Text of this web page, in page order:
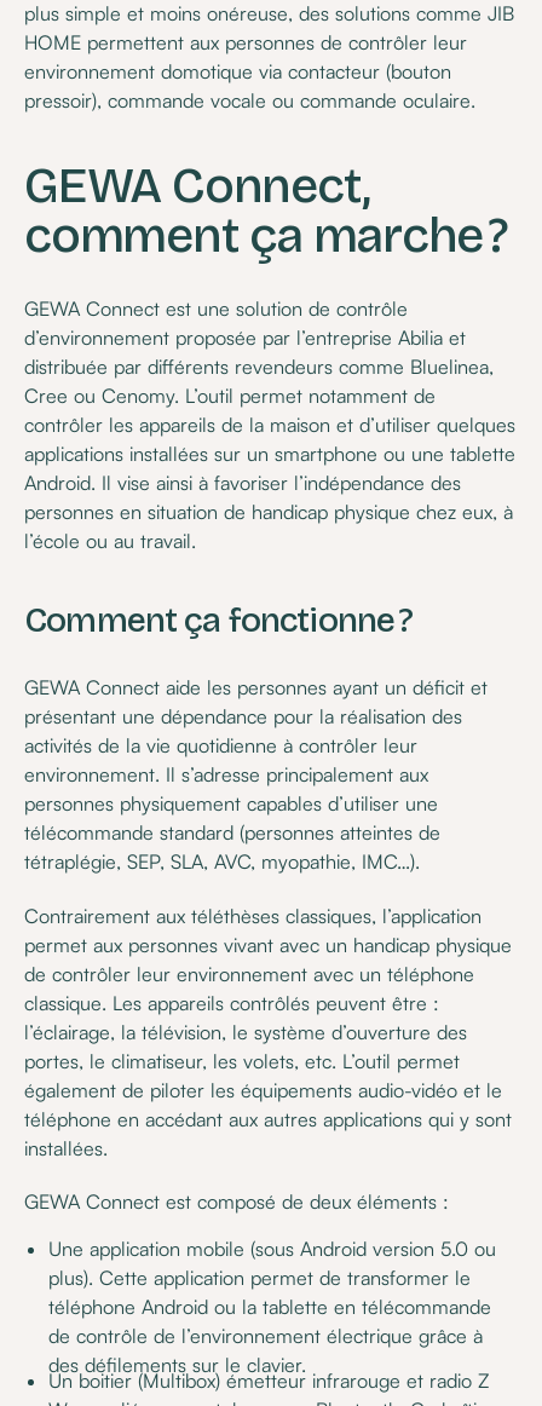
plus simple et moins onéreuse, des solutions comme JIB
HOME permettent aux personnes de contrôler leur
environnement domotique via contacteur (bouton
pressoir), commande vocale ou commande oculaire.
GEWA Connect,
comment ça marche ?
GEWA Connect est une solution de contrôle
d’environnement proposée par l’entreprise Abilia et
distribuée par différents revendeurs comme Bluelinea,
Cree ou Cenomy. L’outil permet notamment de
contrôler les appareils de la maison et d’utiliser quelques
applications installées sur un smartphone ou une tablette
Android. Il vise ainsi à favoriser l’indépendance des
personnes en situation de handicap physique chez eux, à
l’école ou au travail.
Comment ça fonctionne ?
GEWA Connect aide les personnes ayant un déficit et
présentant une dépendance pour la réalisation des
activités de la vie quotidienne à contrôler leur
environnement. Il s’adresse principalement aux
personnes physiquement capables d’utiliser une
télécommande standard (personnes atteintes de
tétraplégie, SEP, SLA, AVC, myopathie, IMC…).
Contrairement aux téléthèses classiques, l’application
permet aux personnes vivant avec un handicap physique
de contrôler leur environnement avec un téléphone
classique. Les appareils contrôlés peuvent être :
l’éclairage, la télévision, le système d’ouverture des
portes, le climatiseur, les volets, etc. L’outil permet
également de piloter les équipements audio-vidéo et le
téléphone en accédant aux autres applications qui y sont
installées.
GEWA Connect est composé de deux éléments :
Une application mobile (sous Android version 5.0 ou
plus). Cette application permet de transformer le
téléphone Android ou la tablette en télécommande
de contrôle de l’environnement électrique grâce à
des défilements sur le clavier.
Un boitier (Multibox) émetteur infrarouge et radio Z